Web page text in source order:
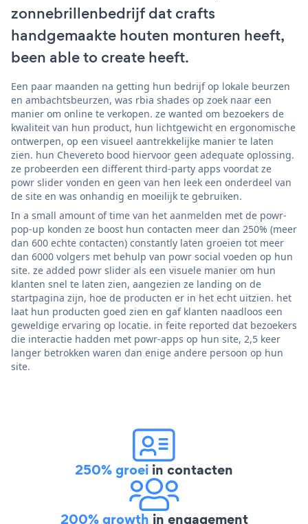
zonnebrillenbedrijf dat crafts
handgemaakte houten monturen heeft,
been able to create heeft.
Een paar maanden na getting hun bedrijf op lokale beurzen
en ambachtsbeurzen, was rbia shades op zoek naar een
manier om online te verkopen. ze wanted om bezoekers de
kwaliteit van hun product, hun lichtgewicht en ergonomische
ontwerpen, op een visueel aantrekkelijke manier te laten
zien. hun Chevereto bood hiervoor geen adequate oplossing.
ze probeerden een different third-party apps voordat ze
powr slider vonden en geen van hen leek een onderdeel van
de site en was onhandig en moeilijk te gebruiken.
In a small amount of time van het aanmelden met de powr-
pop-up konden ze boost hun contacten meer dan 250% (meer
dan 600 echte contacten) constantly laten groeien tot meer
dan 6000 volgers met behulp van powr social voeden op hun
site. ze added powr slider als een visuele manier om hun
klanten snel te laten zien, aangezien ze landing on de
startpagina zijn, hoe de producten er in het echt uitzien. het
laat hun producten goed zien en gaf klanten naadloos een
geweldige ervaring op locatie. in feite reported dat bezoekers
die interactie hadden met powr-apps op hun site, 2,5 keer
langer betrokken waren dan enige andere persoon op hun
site.
250% groei in contacten
200% growth in engagement